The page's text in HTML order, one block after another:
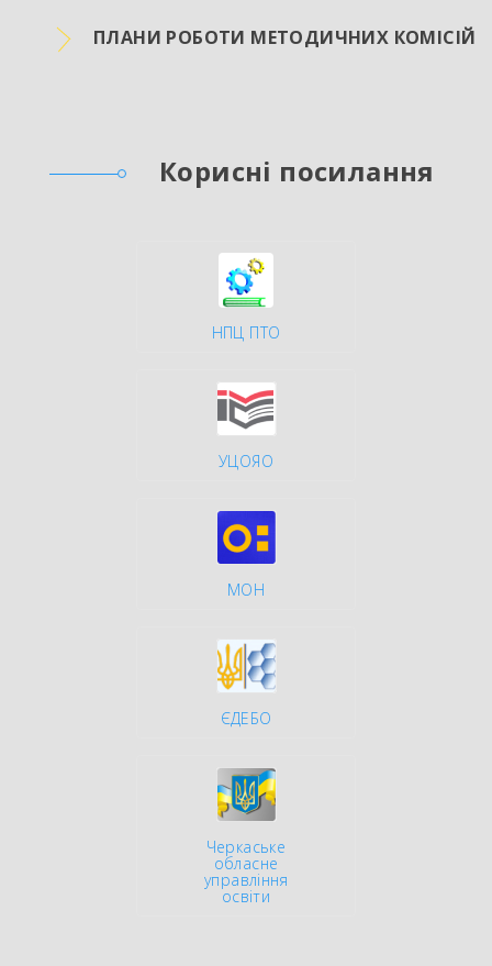
ПЛАНИ РОБОТИ МЕТОДИЧНИХ КОМІСІЙ
Корисні посилання
НПЦ ПТО
УЦОЯО
МОН
ЄДЕБО
Черкаське
обласне
управління
освіти